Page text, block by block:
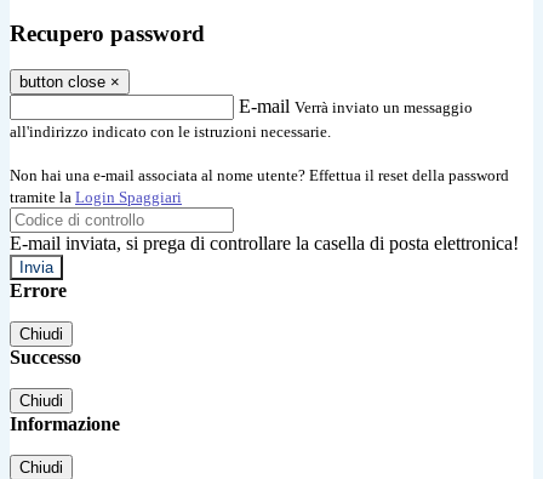
Recupero password
button close ×
E-mail Verrà inviato un messaggio
all'indirizzo indicato con le istruzioni necessarie.
Non hai una e-mail associata al nome utente? Effettua il reset della password
tramite la Login Spaggiari
E-mail inviata, si prega di controllare la casella di posta elettronica!
Errore
Chiudi
Successo
Chiudi
Informazione
Chiudi